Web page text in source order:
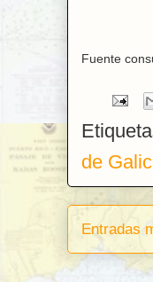
Fuente
de
Entradas